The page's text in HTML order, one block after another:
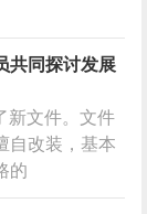
共同探讨发展
新文件。文件
自改装，基本
的